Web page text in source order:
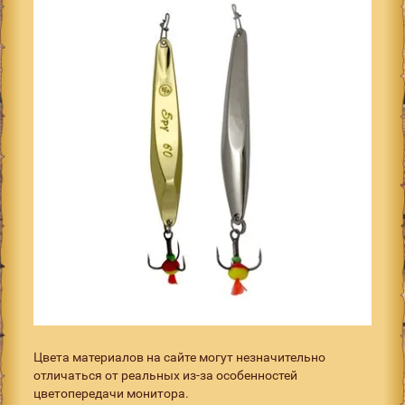
Цвета материалов на сайте могут незначительно
отличаться от реальных из-за особенностей
цветопередачи монитора.